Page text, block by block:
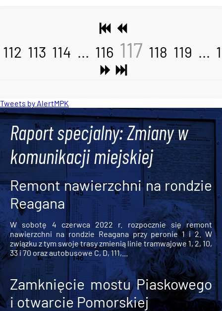
112 113 114 ... 116 117 118 119 ...
Tweets by AlertMPK
Raport specjalny: Zmiany w
komunikacji miejskiej
Remont nawierzchni na rondzie
Reagana
W sobotę 4 czerwca 2022 r. rozpocznie się remont
nawierzchni na rondzie Reagana przy peronie 1 i 2. W
związku z tym swoje trasy zmienią linie tramwajowe 1, 2, 10,
33 i 70 oraz autobusowe C, D, 111,...
Zamknięcie mostu Piaskowego
i otwarcie Pomorskiej